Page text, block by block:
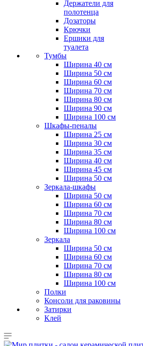
Держатели для
полотенца
Дозаторы
Крючки
Ершики для
туалета
Тумбы
Ширина 40 см
Ширина 50 см
Ширина 60 см
Ширина 70 см
Ширина 80 см
Ширина 90 см
Ширина 100 см
Шкафы-пеналы
Ширина 25 см
Ширина 30 см
Ширина 35 см
Ширина 40 см
Ширина 45 см
Ширина 50 см
Зеркала-шкафы
Ширина 50 см
Ширина 60 см
Ширина 70 см
Ширина 80 см
Ширина 100 см
Зеркала
Ширина 50 см
Ширина 60 см
Ширина 70 см
Ширина 80 см
Ширина 100 см
Полки
Консоли для раковины
Затирки
Клей